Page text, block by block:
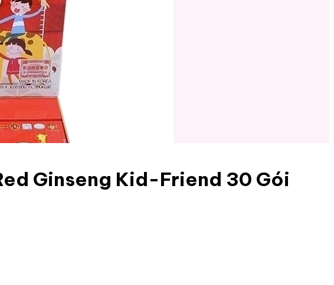
Ginseng Kid-Friend 30 Gói